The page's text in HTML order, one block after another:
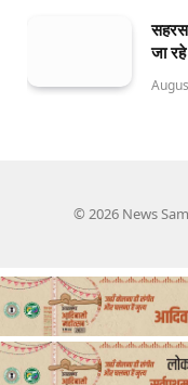
जा
© 2026 News